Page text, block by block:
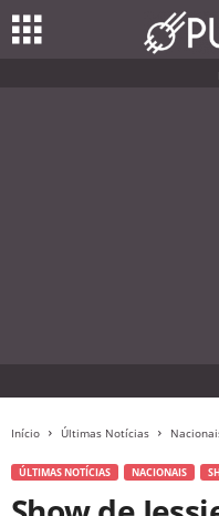
Início Últimas Notícias
ÚLTIMAS NOTÍCIAS NACIONAIS